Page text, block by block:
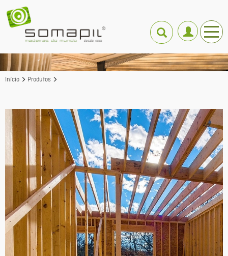
Início Produtos